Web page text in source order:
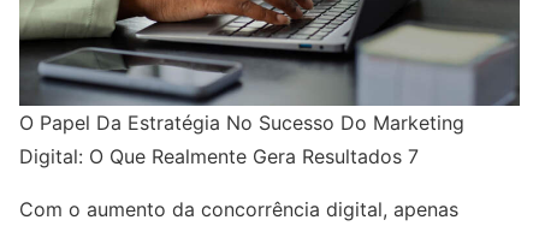
O Papel Da Estratégia No Sucesso Do Marketing
Digital: O Que Realmente Gera Resultados 7
Com o aumento da concorrência digital, apenas